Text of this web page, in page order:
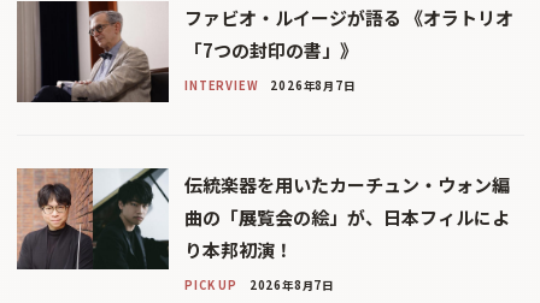
ファビオ・ルイージが語る 《オラトリオ
「7つの封印の書」》
INTERVIEW 2026年8月7日
伝統楽器を用いたカーチュン・ウォン編
曲の「展覧会の絵」が、日本フィルによ
り本邦初演！
PICK UP 2026年8月7日